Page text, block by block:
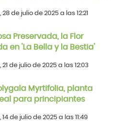
de julio de 2025 a las 12:21
Preservada, la Flor
en 'La Bella y la Bestia'
de julio de 2025 a las 12:03
Myrtifolia, planta
para principiantes
de julio de 2025 a las 11:49